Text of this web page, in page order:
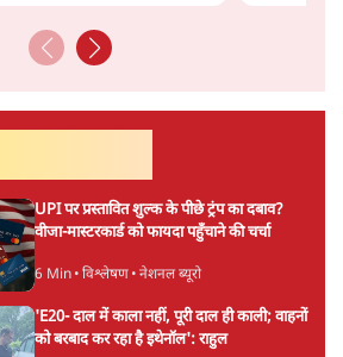
UPI पर प्रस्तावित शुल्क के पीछे ट्रंप का दबाव?
वीजा-मास्टरकार्ड को फायदा पहुँचाने की चर्चा
6 Min• विश्लेषण• नेशनल ब्यूरो
'E20- दाल में काला नहीं, पूरी दाल ही काली; वाहनों
को बरबाद कर रहा है इथेनॉल': राहुल